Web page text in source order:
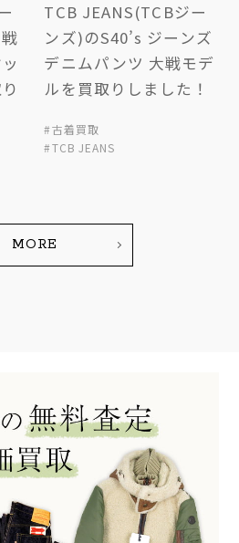
TCB JEANS(TCBジー
ンズ)のS40’s ジーンズ
デニムパンツ 大戦モデ
ルを買取りしました！
#古着買取
#TCB JEANS
MORE